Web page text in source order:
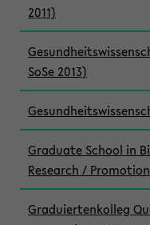
2011)
SoSe 2013)
Graduate School in
Research / Promotion
Graduiertenkolleg